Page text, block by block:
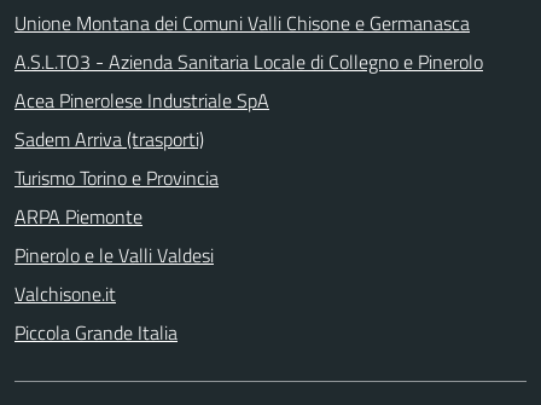
Unione Montana dei Comuni Valli Chisone e Germanasca
A.S.L.TO3 - Azienda Sanitaria Locale di Collegno e Pinerolo
Acea Pinerolese Industriale SpA
Sadem Arriva (trasporti)
Turismo Torino e Provincia
ARPA Piemonte
Pinerolo e le Valli Valdesi
Valchisone.it
Piccola Grande Italia